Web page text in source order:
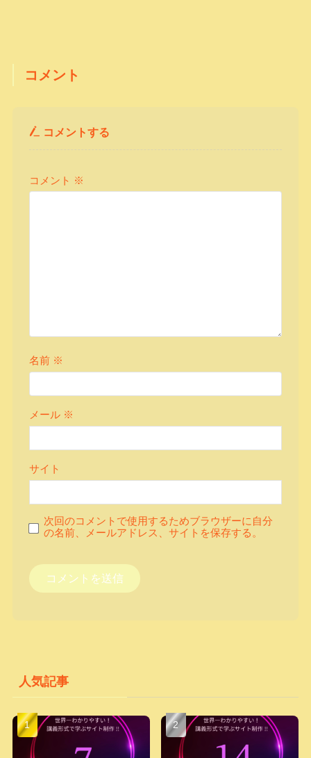
コメント
コメントする
コメント ※
名前 ※
メール ※
サイト
次回のコメントで使用するためブラウザーに自分
の名前、メールアドレス、サイトを保存する。
人気記事